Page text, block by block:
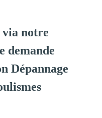
via notre
demande
Dépannage